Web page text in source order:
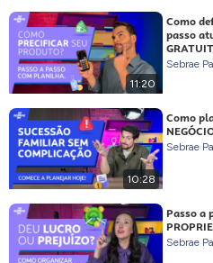
11:20
Como
passo
Sebrae
10:28
Como
Sebrae
Passo a
Sebrae